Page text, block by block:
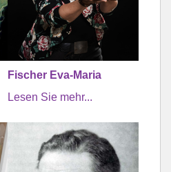
Fischer Eva-Maria
Lesen Sie mehr...